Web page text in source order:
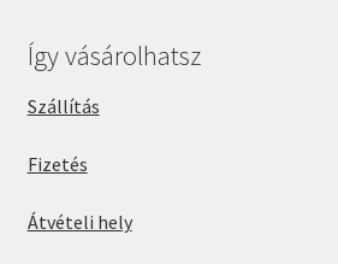
Így vásárolhatsz
Szállítás
Fizetés
Átvételi hely